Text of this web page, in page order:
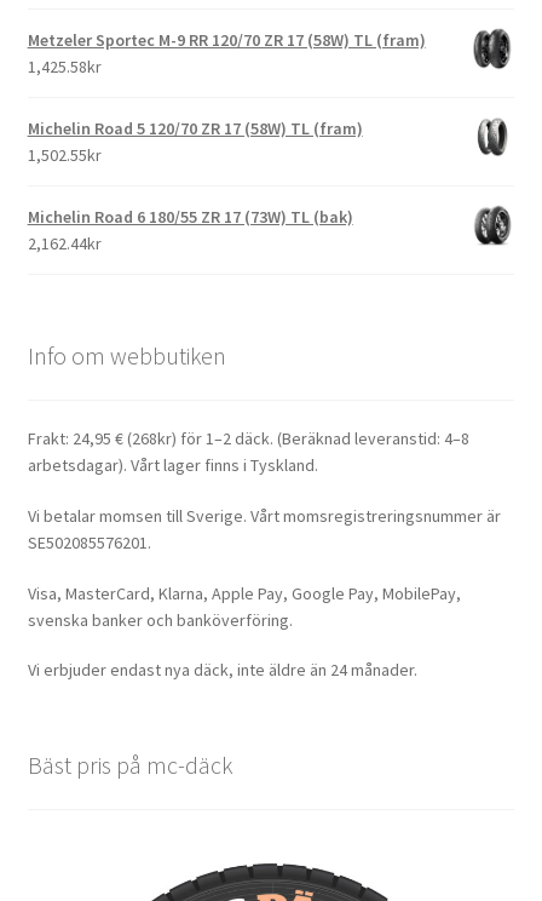
Metzeler Sportec M-9 RR 120/70 ZR 17 (58W) TL (fram)
1,425.58kr
Michelin Road 5 120/70 ZR 17 (58W) TL (fram)
1,502.55kr
Michelin Road 6 180/55 ZR 17 (73W) TL (bak)
2,162.44kr
Info om webbutiken
Frakt: 24,95 € (268kr) för 1–2 däck. (Beräknad leveranstid: 4–8
arbetsdagar). Vårt lager finns i Tyskland.
Vi betalar momsen till Sverige. Vårt momsregistreringsnummer är
SE502085576201.
Visa, MasterCard, Klarna, Apple Pay, Google Pay, MobilePay,
svenska banker och banköverföring.
Vi erbjuder endast nya däck, inte äldre än 24 månader.
Bäst pris på mc-däck